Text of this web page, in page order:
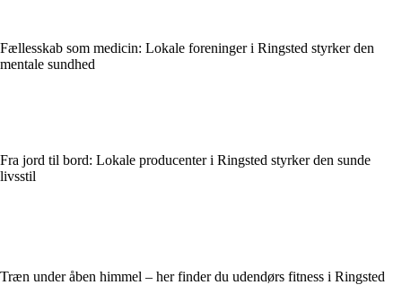
Fællesskab som medicin: Lokale foreninger i Ringsted styrker den
mentale sundhed
Fra jord til bord: Lokale producenter i Ringsted styrker den sunde
livsstil
Træn under åben himmel – her finder du udendørs fitness i Ringsted